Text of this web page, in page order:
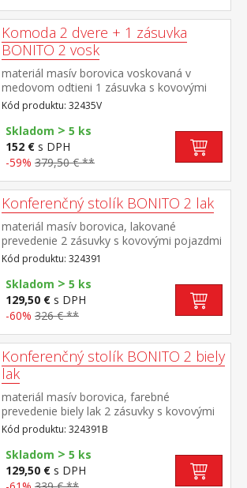
Komoda 2 dvere + 1 zásuvka
BONITO 2 vosk
materiál masív borovica voskovaná v
medovom odtieni 1 zásuvka s kovovými
pojazdmi, 2 dvierka, 1 polica
Kód produktu: 32435V
Skladom > 5 ks
152 € s DPH
-59% 379,50 € **
Konferenčný stolík BONITO 2 lak
materiál masív borovica, lakované
prevedenie 2 zásuvky s kovovými pojazdmi
Kód produktu: 324391
Skladom > 5 ks
129,50 € s DPH
-60% 326 € **
Konferenčný stolík BONITO 2 biely
lak
materiál masív borovica, farebné
prevedenie biely lak 2 zásuvky s kovovými
pojazdmi
Kód produktu: 324391B
Skladom > 5 ks
129,50 € s DPH